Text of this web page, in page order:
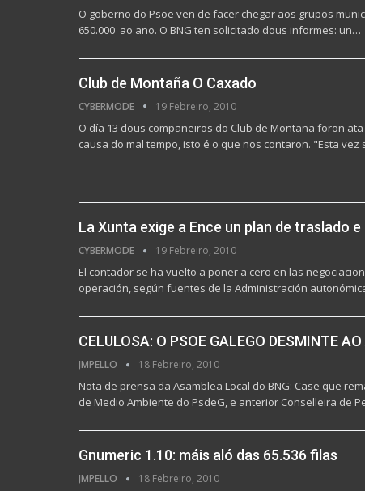
O goberno do Psoe ven de facer chegar aos grupos
650.000  ao ano. O BNG ten solicitado dous informes: un…
Club de Montaña O Caxado
CYBERMODE 19 Febreiro, 2010
O día 13 dous compañeiros do Club de Montaña foron
causa do mal tempo, isto é o que nos contaron. "Esta
La Xunta exige a Ence un plan de traslado
CYBERMODE 19 Febreiro, 2010
El contador se ha vuelto a poner a cero en las
operación, según fuentes de la Administración
CELULOSA: O PSOE GALEGO DESMINTE
JMPELLO 18 Febreiro, 2010
Nota de prensa da Asamblea Local do BNG: Case que
de Medio Ambiente do PsdeG, e anterior Conselleira de
Gnumeric 1.10: máis aló das 65.536 filas
JMPELLO 18 Febreiro, 2010